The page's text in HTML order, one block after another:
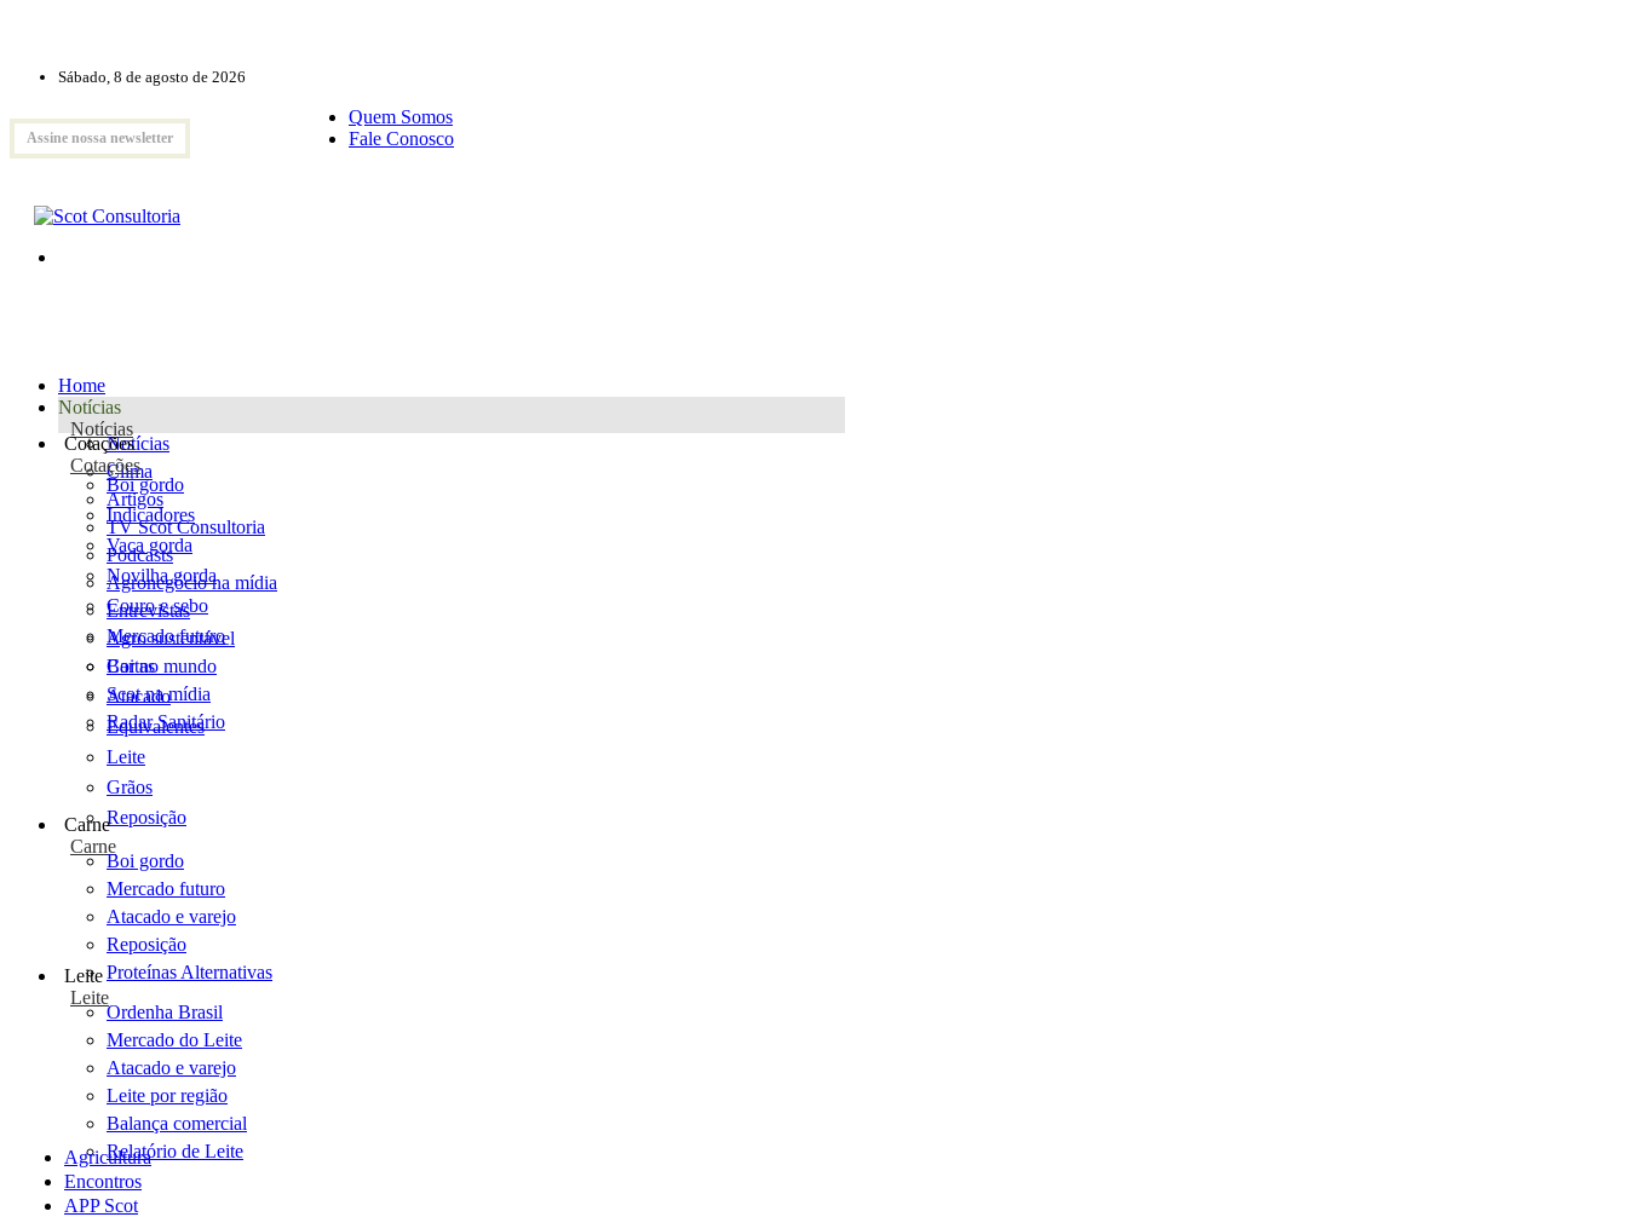
Sábado, 8 de agosto de 2026
Assine nossa newsletter
Quem Somos
Fale Conosco
Home
Notícias
Notícias
Notícias
Clima
Artigos
TV Scot Consultoria
Podcasts
Agronegócio na mídia
Entrevistas
Agro sustentável
Cartas
Scot na mídia
Radar Sanitário
Cotações
Cotações
Boi gordo
Indicadores
Vaca gorda
Novilha gorda
Couro e sebo
Mercado futuro
Boi no mundo
Atacado
Equivalentes
Leite
Grãos
Reposição
Carne
Carne
Boi gordo
Mercado futuro
Atacado e varejo
Reposição
Proteínas Alternativas
Leite
Leite
Ordenha Brasil
Mercado do Leite
Atacado e varejo
Leite por região
Balança comercial
Relatório de Leite
Agricultura
Encontros
APP Scot